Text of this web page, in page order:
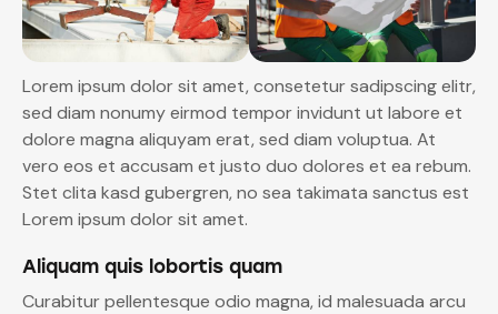
Lorem ipsum dolor sit amet, consetetur sadipscing elitr,
sed diam nonumy eirmod tempor invidunt ut labore et
dolore magna aliquyam erat, sed diam voluptua. At
vero eos et accusam et justo duo dolores et ea rebum.
Stet clita kasd gubergren, no sea takimata sanctus est
Lorem ipsum dolor sit amet.
Aliquam quis lobortis quam
Curabitur pellentesque odio magna, id malesuada arcu